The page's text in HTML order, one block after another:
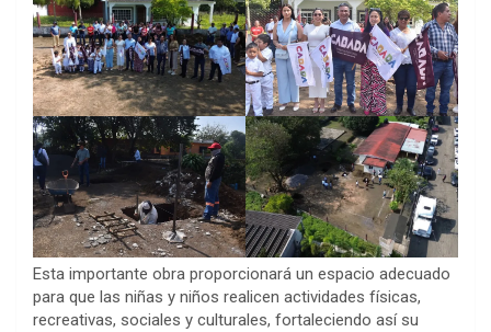
Esta importante obra proporcionará un espacio adecuado
para que las niñas y niños realicen actividades físicas,
recreativas, sociales y culturales, fortaleciendo así su